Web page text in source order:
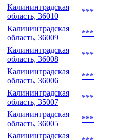
Калининградская
область, 36010
***
Калининградская
область, 36009
***
Калининградская
область, 36008
***
Калининградская
область, 36006
***
Калининградская
область, 35007
***
Калининградская
область, 36005
***
Калининградская